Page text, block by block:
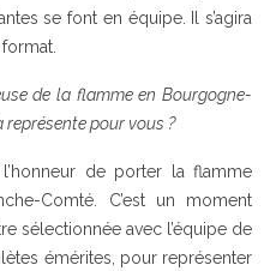
se font en équipe. Il s’agira
de la flamme en Bourgogne-
représente pour vous ?
l’honneur de porter la flamme
Comté. C’est un moment
sélectionnée avec l’équipe de
émérites, pour représenter